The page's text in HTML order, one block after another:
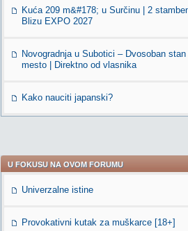
Kuća 209 m&#178; u Surčinu | 2
Blizu EXPO 2027
Novogradnja u Subotici – Dvosoban
mesto | Direktno od vlasnika
Kako nauciti japanski?
U FOKUSU NA OVOM FORUMU
Univerzalne istine
Provokativni kutak za muškarce [18+]